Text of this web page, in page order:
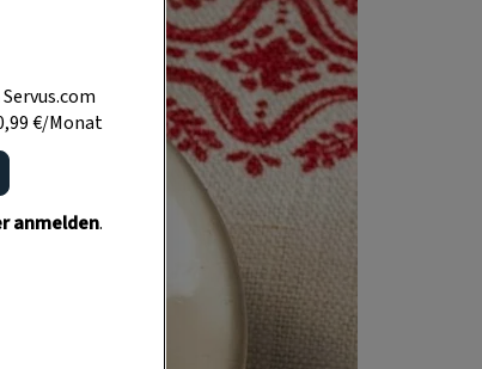
€/Monat
anmelden.